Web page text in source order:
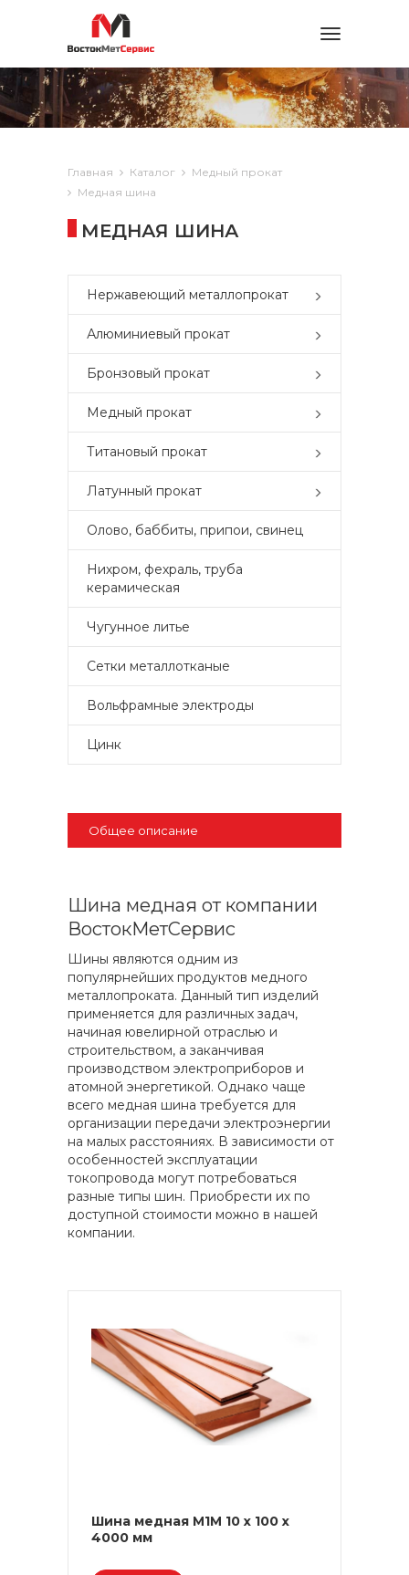
Toggle
Главная Каталог
Медный прокат
Медная шина
МЕДНАЯ ШИНА
Нержавеющий металлопрокат
Алюминиевый прокат
Бронзовый прокат
Медный прокат
Титановый прокат
Латунный прокат
Олово, баббиты, припои, свинец
Нихром, фехраль, труба
керамическая
Чугунное литье
Сетки металлотканые
Вольфрамные электроды
Цинк
Общее описание
Шина медная от компании
ВостокМетСервис
Шины являются одним из
популярнейших продуктов медного
металлопроката. Данный тип изделий
применяется для различных задач,
начиная ювелирной отраслью и
строительством, а заканчивая
производством электроприборов и
атомной энергетикой. Однако чаще
всего медная шина требуется для
организации передачи электроэнергии
на малых расстояниях. В зависимости от
особенностей эксплуатации
токопровода могут потребоваться
разные типы шин. Приобрести их по
доступной стоимости можно в нашей
компании.
Шина медная М1М 10 х 100 х
4000 мм